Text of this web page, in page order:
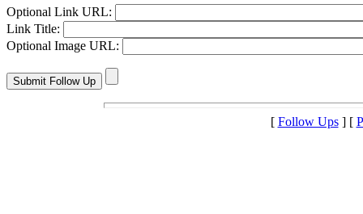
Optional Link URL:
Link Title:
Optional Image URL:
[ Follow Ups] [